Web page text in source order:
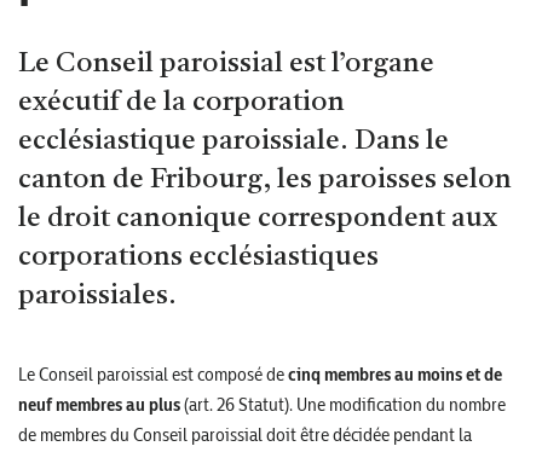
Le Conseil paroissial est l’organe
exécutif de la corporation
ecclésiastique paroissiale. Dans le
canton de Fribourg, les paroisses selon
le droit canonique correspondent aux
corporations ecclésiastiques
paroissiales.
Le Conseil paroissial est composé decinq membres au moins et de
neuf membres au plus(art. 26 Statut). Une modification du nombre
de membres du Conseil paroissial doit être décidée pendant la